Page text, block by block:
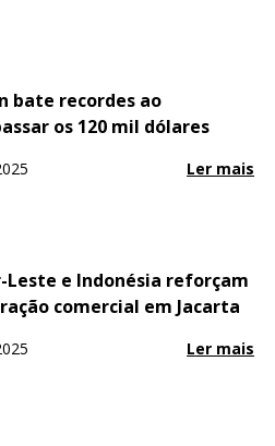
bate recordes ao
os 120 mil dólares
Ler mais
Leste e Indonésia reforçam
comercial em Jacarta
Ler mais